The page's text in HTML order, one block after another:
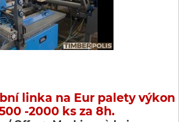
linka na Eur palety výkon
-2000 ks za 8h.